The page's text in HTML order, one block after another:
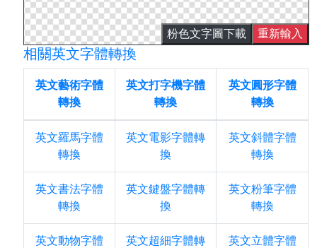
粉色文字圖下載 重新輸入
相關英文字體轉換
英文藝術字體
轉換
英文打字機字體
轉換
英文圓形字體
轉換
英文羅馬字體
轉換
英文電影字體轉
換
英文斜體字體
轉換
英文書法字體
轉換
英文鍵盤字體轉
換
英文粉筆字體
轉換
英文動物字體
英文超細字體轉
英文立體字體